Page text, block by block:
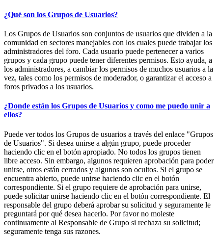
¿Qué son los Grupos de Usuarios?
Los Grupos de Usuarios son conjuntos de usuarios que dividen a la
comunidad en sectores manejables con los cuales puede trabajar los
administradores del foro. Cada usuario puede pertenecer a varios
grupos y cada grupo puede tener diferentes permisos. Esto ayuda, a
los administradores, a cambiar los permisos de muchos usuarios a la
vez, tales como los permisos de moderador, o garantizar el acceso a
foros privados a los usuarios.
¿Donde están los Grupos de Usuarios y como me puedo unir a
ellos?
Puede ver todos los Grupos de usuarios a través del enlace "Grupos
de Usuarios". Si desea unirse a algún grupo, puede proceder
haciendo clic en el botón apropiado. No todos los grupos tienen
libre acceso. Sin embargo, algunos requieren aprobación para poder
unirse, otros están cerrados y algunos son ocultos. Si el grupo se
encuentra abierto, puede unirse haciendo clic en el botón
correspondiente. Si el grupo requiere de aprobación para unirse,
puede solicitar unirse haciendo clic en el botón correspondiente. El
responsable del grupo deberá aprobar su solicitud y seguramente le
preguntará por qué desea hacerlo. Por favor no moleste
continuamente al Responsable de Grupo si rechaza su solicitud;
seguramente tenga sus razones.